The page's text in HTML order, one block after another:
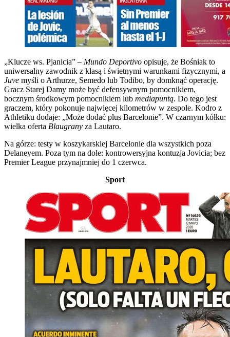
„Klucze ws. Pjanicia” – Mundo Deportivo opisuje, że Bośniak to
uniwersalny zawodnik z klasą i świetnymi warunkami fizycznymi, a
Juve myśli o Arthurze, Semedo lub Todibo, by domknąć operację.
Gracz Starej Damy może być defensywnym pomocnikiem,
bocznym środkowym pomocnikiem lub mediapuntą. Do tego jest
graczem, który pokonuje najwięcej kilometrów w zespole. Kodro z
Athletiku dodaje: „Może dodać plus Barcelonie”. W czarnym kółku:
wielka oferta Blaugrany za Lautaro.
Na górze: testy w koszykarskiej Barcelonie dla wszystkich poza
Delaneyem. Poza tym na dole: kontrowersyjna kontuzja Jovicia; bez
Premier League przynajmniej do 1 czerwca.
Sport